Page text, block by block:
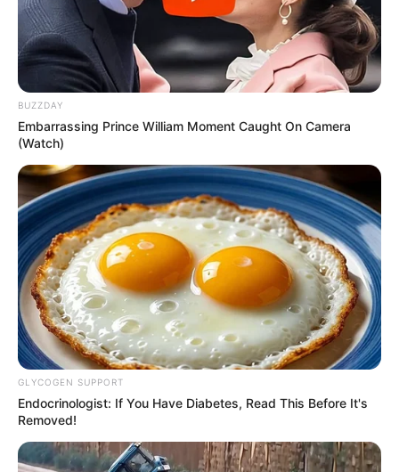
BUZZDAY
Embarrassing Prince William Moment Caught On Camera
(Watch)
GLYCOGEN SUPPORT
Endocrinologist: If You Have Diabetes, Read This Before It's
Removed!